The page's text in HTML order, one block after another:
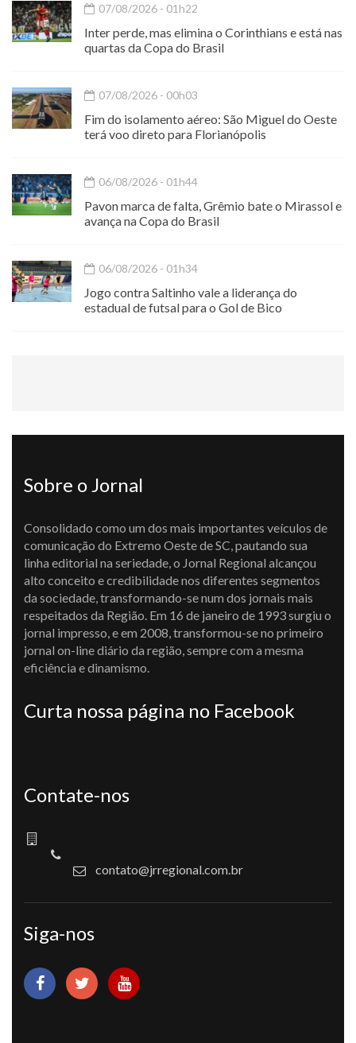
07/08/2026 - 01h22
Inter perde, mas elimina o Corinthians e está nas
quartas da Copa do Brasil
07/08/2026 - 00h03
Fim do isolamento aéreo: São Miguel do Oeste
terá voo direto para Florianópolis
06/08/2026 - 01h44
Pavon marca de falta, Grêmio bate o Mirassol e
avança na Copa do Brasil
06/08/2026 - 01h34
Jogo contra Saltinho vale a liderança do
estadual de futsal para o Gol de Bico
Sobre o Jornal
Consolidado como um dos mais importantes veículos de
comunicação do Extremo Oeste de SC, pautando sua
linha editorial na seriedade, o Jornal Regional alcançou
alto conceito e credibilidade nos diferentes segmentos
da sociedade, transformando-se num dos jornais mais
respeitados da Região. Em 16 de janeiro de 1993 surgiu o
jornal impresso, e em 2008, transformou-se no primeiro
jornal on-line diário da região, sempre com a mesma
eficiência e dinamismo.
Curta nossa página no Facebook
Contate-nos
contato@jrregional.com.br
Siga-nos